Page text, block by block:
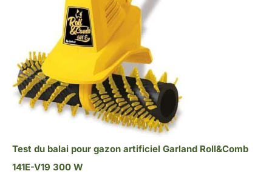
Test du balai pour gazon artificiel Garland Roll&Comb
141E-V19 300 W